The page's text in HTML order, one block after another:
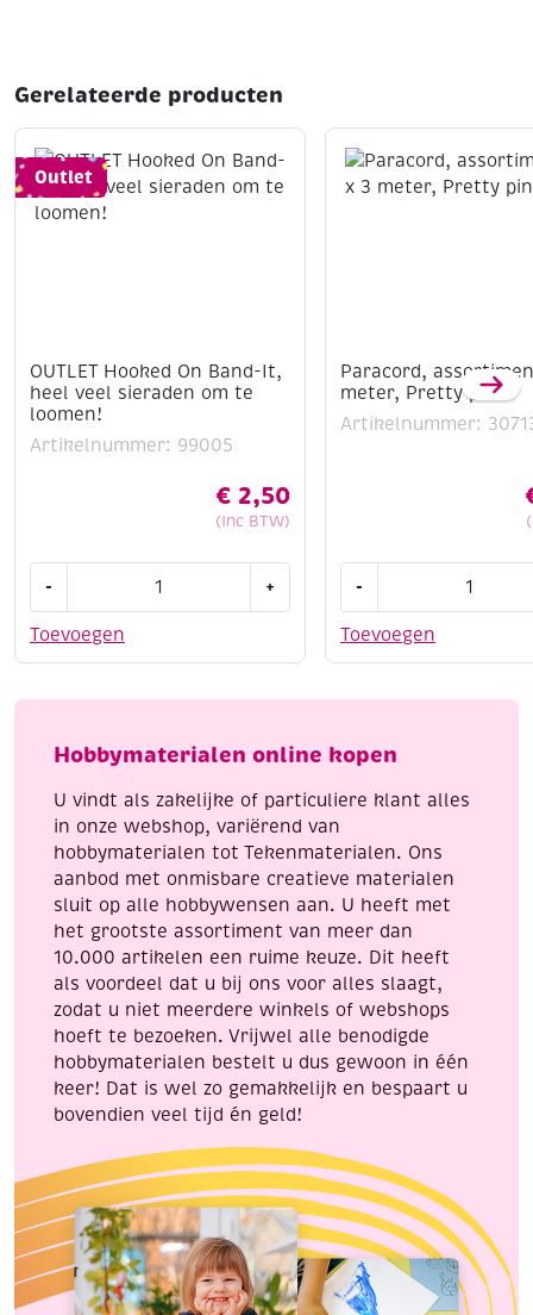
Gerelateerde producten
Outlet
OUTLET Hooked On Band-It,
heel veel sieraden om te
loomen!
Artikelnummer: 99005
€ 2,50
(Inc BTW)
Toevoegen
-
On
heel
sieraden
loomen!
aantal
+
Paracord,
meter, Pretty pink
Artikelnummer:
Toevoegen
-
3
meter,
pink
Hobbymaterialen online kopen
U vindt als zakelijke of particuliere klant alles
in onze webshop, variërend van
hobbymaterialen tot Tekenmaterialen. Ons
aanbod met onmisbare creatieve materialen
sluit op alle hobbywensen aan. U heeft met
het grootste assortiment van meer dan
10.000 artikelen een ruime keuze. Dit heeft
als voordeel dat u bij ons voor alles slaagt,
zodat u niet meerdere winkels of webshops
hoeft te bezoeken. Vrijwel alle benodigde
hobbymaterialen bestelt u dus gewoon in één
keer! Dat is wel zo gemakkelijk en bespaart u
bovendien veel tijd én geld!